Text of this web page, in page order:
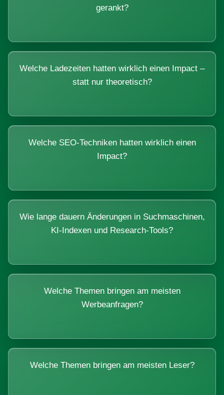
gerankt?
Welche Ladezeiten hatten wirklich einen Impact –
statt nur theoretisch?
Welche SEO-Techniken hatten wirklich einen
Impact?
Wie lange dauern Änderungen in Suchmaschinen,
KI-Indexen und Research-Tools?
Welche Themen bringen am meisten
Werbeanfragen?
Welche Themen bringen am meisten Leser?